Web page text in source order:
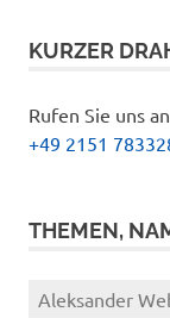
KURZER
Rufen Sie uns
+49 2151
THEMEN,
Aleksander